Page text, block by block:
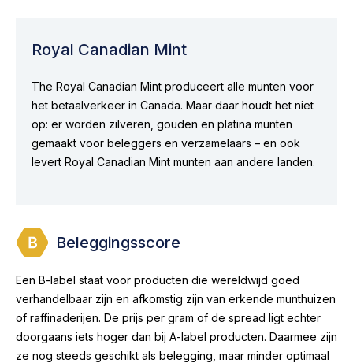
Royal Canadian Mint
The Royal Canadian Mint produceert alle munten voor
het betaalverkeer in Canada. Maar daar houdt het niet
op: er worden zilveren, gouden en platina munten
gemaakt voor beleggers en verzamelaars – en ook
levert Royal Canadian Mint munten aan andere landen.
Beleggingsscore
Een B-label staat voor producten die wereldwijd goed
verhandelbaar zijn en afkomstig zijn van erkende munthuizen
of raffinaderijen. De prijs per gram of de spread ligt echter
doorgaans iets hoger dan bij A-label producten. Daarmee zijn
ze nog steeds geschikt als belegging, maar minder optimaal